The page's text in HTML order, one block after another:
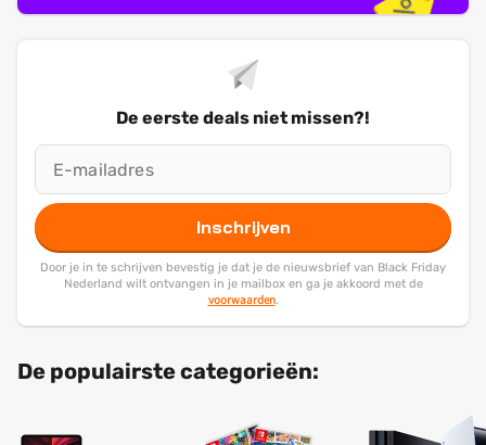
De eerste deals niet missen?!
Inschrijven
Door je in te schrijven bevestig je dat je de nieuwsbrief van Black Friday
Nederland wilt ontvangen in je mailbox en ga je akkoord met de
voorwaarden.
De populairste categorieën: